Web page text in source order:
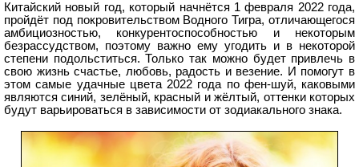
Китайский новый год, который начнётся 1 февраля 2022 года,
пройдёт под покровительством Водного Тигра, отличающегося
амбициозностью, конкурентоспособностью и некоторым
безрассудством, поэтому важно ему угодить и в некоторой
степени подольститься. Только так можно будет привлечь в
свою жизнь счастье, любовь, радость и везение. И помогут в
этом самые удачные цвета 2022 года по фен-шуй, каковыми
являются синий, зелёный, красный и жёлтый, оттенки которых
будут варьироваться в зависимости от зодиакального знака.